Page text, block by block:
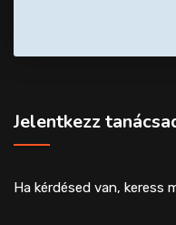
Jelentkezz
Ha kérdésed van, keress